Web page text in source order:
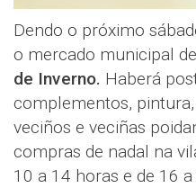
Dendo o próximo
o mercado municipal
de Inverno. Haberá
complementos,
veciños e veciñas
compras de nadal na
10 a 14 horas e de 16